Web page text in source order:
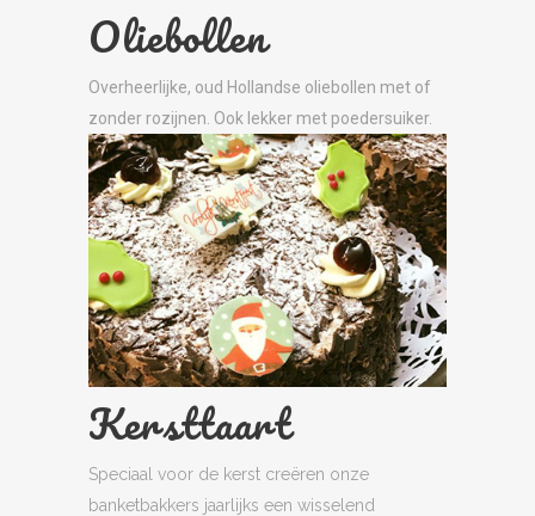
Oliebollen
Overheerlijke, oud Hollandse oliebollen met of
zonder rozijnen. Ook lekker met poedersuiker.
Kersttaart
Speciaal voor de kerst creëren onze
banketbakkers jaarlijks een wisselend